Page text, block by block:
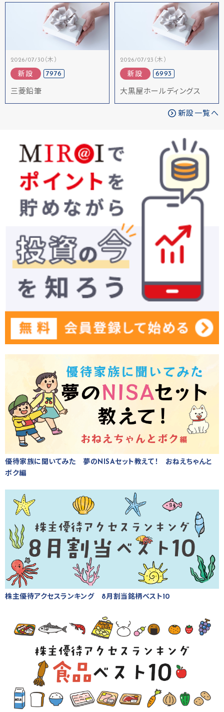
2026/07/30（木）
新設 7976
三菱鉛筆
2026/07/23（木）
新設 6993
大黒屋ホールディングス
新設一覧へ
優待家族に聞いてみた 夢のNISAセット教えて！ おねえちゃんと
ボク編
株主優待アクセスランキング 8月割当銘柄ベスト10